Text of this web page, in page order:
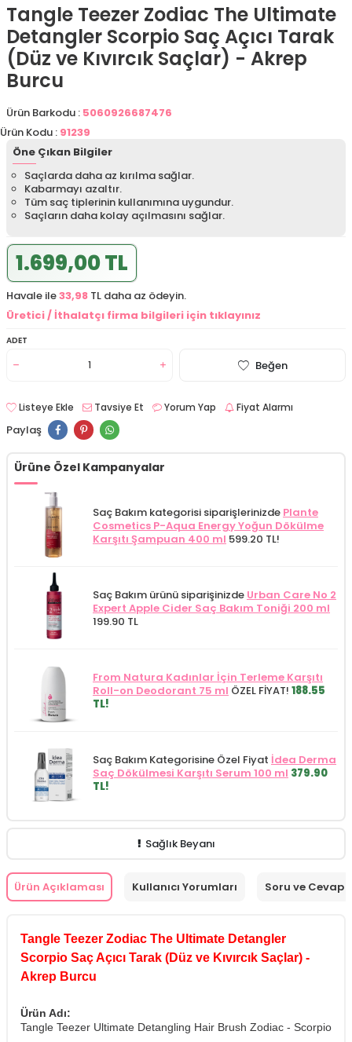
Tangle Teezer Zodiac The Ultimate
Detangler Scorpio Saç Açıcı Tarak
(Düz ve Kıvırcık Saçlar) - Akrep
Burcu
Ürün Barkodu : 5060926687476
Ürün Kodu : 91239
Öne Çıkan Bilgiler
Saçlarda daha az kırılma sağlar.
Kabarmayı azaltır.
Tüm saç tiplerinin kullanımına uygundur.
Saçların daha kolay açılmasını sağlar.
1.699,00 TL
Havale ile33,98 TL daha az ödeyin.
Üretici / İthalatçı firma bilgileri için tıklayınız
ADET
Beğen
Listeye Ekle Tavsiye Et Yorum Yap Fiyat Alarmı
Paylaş
Ürüne Özel Kampanyalar
Saç Bakım kategorisi siparişlerinizde Plante
Cosmetics P-Aqua Energy Yoğun Dökülme
Karşıtı Şampuan 400 ml 599.20 TL!
Saç Bakım ürünü siparişinizde Urban Care No 2
Expert Apple Cider Saç Bakım Toniği 200 ml
199.90 TL
From Natura Kadınlar İçin Terleme Karşıtı
Roll-on Deodorant 75 ml ÖZEL FİYAT! 188.55
TL!
Saç Bakım Kategorisine Özel Fiyat İdea Derma
Saç Dökülmesi Karşıtı Serum 100 ml 379.90
TL!
Sağlık Beyanı
Ürün Açıklaması Kullanıcı Yorumları Soru ve Cevap
Tangle Teezer Zodiac The Ultimate Detangler
Scorpio Saç Açıcı Tarak (Düz ve Kıvırcık Saçlar) -
Akrep Burcu
Ürün Adı:
Tangle Teezer Ultimate Detangling Hair Brush Zodiac - Scorpio